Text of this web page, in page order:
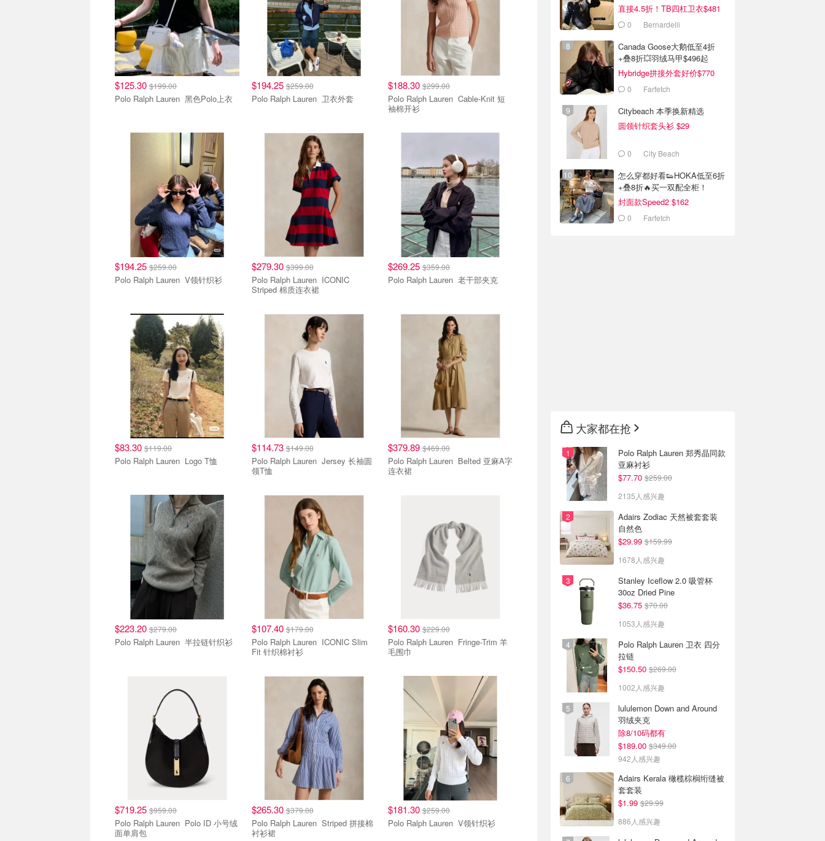
$125.30 $199.00
Polo Ralph Lauren 黑色Polo上衣
$194.25$259.00
Polo Ralph Lauren 卫衣外套
$188.30 $299.00
Polo Ralph Lauren Cable-Knit 短
袖棉开衫
$194.25 $259.00
Polo Ralph Lauren V领针织衫
$279.30$399.00
Polo Ralph Lauren ICONIC
Striped 棉质连衣裙
$269.25 $359.00
Polo Ralph Lauren 老干部夹克
$83.30 $119.00
Polo Ralph Lauren Logo T恤
$114.73$149.00
Polo Ralph Lauren Jersey 长袖圆
领T恤
$379.89 $469.00
Polo Ralph Lauren Belted 亚麻A字
连衣裙
$223.20 $279.00
Polo Ralph Lauren 半拉链针织衫
$107.40$179.00
Polo Ralph Lauren ICONIC Slim
Fit 针织棉衬衫
$160.30 $229.00
Polo Ralph Lauren Fringe-Trim 羊
毛围巾
$719.25 $959.00
Polo Ralph Lauren Polo ID 小号绒
面单肩包
$265.30$379.00
Polo Ralph Lauren Striped 拼接棉
衬衫裙
$181.30 $259.00
Polo Ralph Lauren V领针织衫
直接4.5折！TB四杠卫衣$481
0 Bernardelli
Canada Goose大鹅低至4折
+叠8折💥羽绒马甲$496起
Hybridge拼接外套好价$770
0 Farfetch
Citybeach 本季换新精选
圆领针织套头衫 $29
0 City Beach
怎么穿都好看👟HOKA低至6折
+叠8折🔥买一双配全柜！
封面款Speed2 $162
0 Farfetch
大家都在抢
Polo Ralph Lauren 郑秀晶同款
亚麻衬衫
$77.70 $259.00
2135人感兴趣
Adairs Zodiac 天然被套套装
自然色
$29.99 $159.99
1678人感兴趣
Stanley Iceflow 2.0 吸管杯
30oz Dried Pine
$36.75 $70.00
1053人感兴趣
Polo Ralph Lauren 卫衣 四分
拉链
$150.50 $269.00
1002人感兴趣
lululemon Down and Around
羽绒夹克
除8/10码都有
$189.00 $349.00
942人感兴趣
Adairs Kerala 橄榄棕榈绗缝被
套套装
$1.99 $29.99
886人感兴趣